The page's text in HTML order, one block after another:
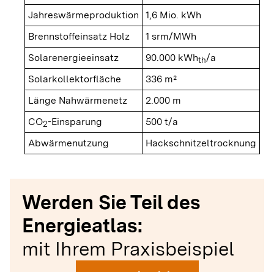
Jahreswärmeproduktion
1,6 Mio. kWh
Brennstoffeinsatz Holz
1 srm/MWh
Solarenergieeinsatz
90.000 kWhth/a
Solarkollektorfläche
336 m²
Länge Nahwärmenetz
2.000 m
CO2-Einsparung
500 t/a
Abwärmenutzung
Hackschnitzeltrocknung
Werden Sie Teil des
Energieatlas:
mit Ihrem Praxisbeispiel